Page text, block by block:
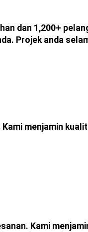
dan 1,200+
Projek anda
menjamin
Kami